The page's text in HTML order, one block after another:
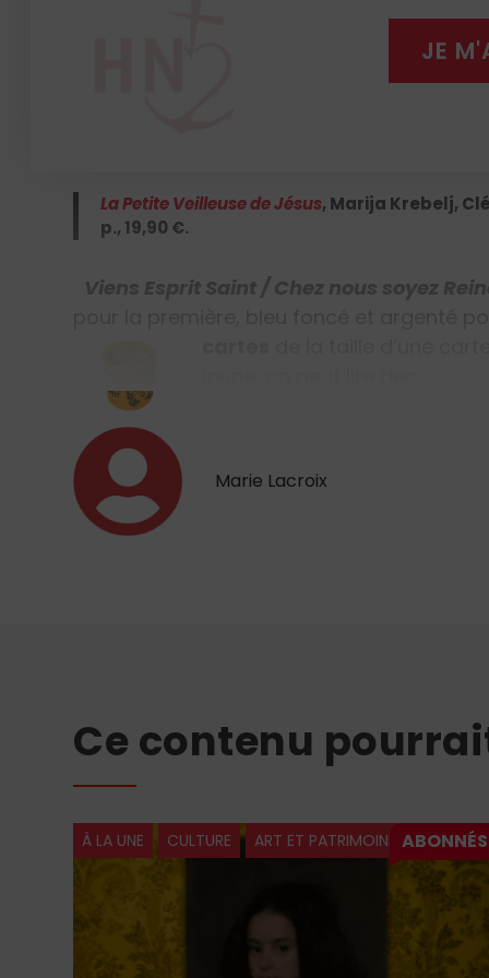
plus loin, parlant très simplement de
enfants peuvent avoir avec Jésus, de la
La Petite Veilleuse de Jésus, Marija Krebelj,
p., 19,90 €.
Viens Esprit Saint / Chez nous soyez
JE
Marie Lacroix
Ce contenu
À LA UNE CULTURE ART ET PATRIMOINE